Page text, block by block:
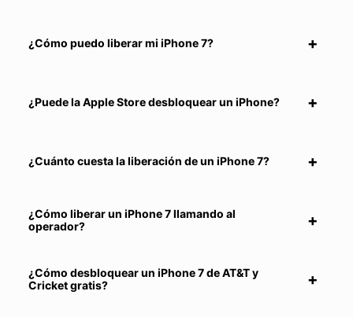
¿Cómo puedo liberar mi iPhone 7?
¿Puede la Apple Store desbloquear un iPhone?
¿Cuánto cuesta la liberación de un iPhone 7?
¿Cómo liberar un iPhone 7 llamando al
operador?
¿Cómo desbloquear un iPhone 7 de AT&T y
Cricket gratis?